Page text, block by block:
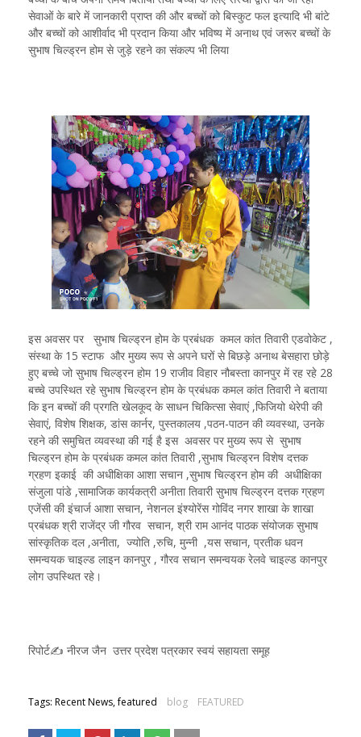
सेवाओं के बारे में जानकारी प्राप्त की और बच्चों को बिस्कुट फल इत्यादि भी बांटे
और बच्चों को आशीर्वाद भी प्रदान किया और भविष्य में अनाथ एवं जरूर बच्चों के
सुभाष चिल्ड्रन होम से जुड़े रहने का संकल्प भी लिया
इस अवसर पर सुभाष चिल्ड्रन होम के प्रबंधक कमल कांत तिवारी एडवोकेट ,
संस्था के 15 स्टाफ और मुख्य रूप से अपने घरों से बिछड़े अनाथ बेसहारा छोड़े
हुए बच्चे जो सुभाष चिल्ड्रन होम 19 राजीव विहार नौबस्ता कानपुर में रह रहे 28
बच्चे उपस्थित रहे सुभाष चिल्ड्रन होम के प्रबंधक कमल कांत तिवारी ने बताया
कि इन बच्चों की प्रगति खेलकूद के साधन चिकित्सा सेवाएं ,फिजियो थेरेपी की
सेवाएं, विशेष शिक्षक, डांस कार्नर, पुस्तकालय ,पठन-पाठन की व्यवस्था, उनके
रहने की समुचित व्यवस्था की गई है इस अवसर पर मुख्य रूप से सुभाष
चिल्ड्रन होम के प्रबंधक कमल कांत तिवारी ,सुभाष चिल्ड्रन विशेष दत्तक
ग्रहण इकाई की अधीक्षिका आशा सचान ,सुभाष चिल्ड्रन होम की अधीक्षिका
संजुला पांडे ,सामाजिक कार्यकत्री अनीता तिवारी सुभाष चिल्ड्रन दत्तक ग्रहण
एजेंसी की इंचार्ज आशा सचान, नेशनल इंश्योरेंस गोविंद नगर शाखा के शाखा
प्रबंधक श्री राजेंद्र जी गौरव सचान, श्री राम आनंद पाठक संयोजक सुभाष
सांस्कृतिक दल ,अनीता, ज्योति ,रुचि, मुन्नी ,यस सचान, प्रतीक धवन
समन्वयक चाइल्ड लाइन कानपुर , गौरव सचान समन्वयक रेलवे चाइल्ड कानपुर
लोग उपस्थित रहे।
रिपोर्ट✍️ नीरज जैन उत्तर प्रदेश पत्रकार स्वयं सहायता समूह
Tags: Recent News, featured blog FEATURED